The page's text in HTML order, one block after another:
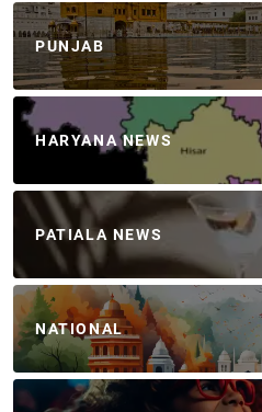
PUNJAB
HARYANA NEWS
PATIALA NEWS
NATIONAL